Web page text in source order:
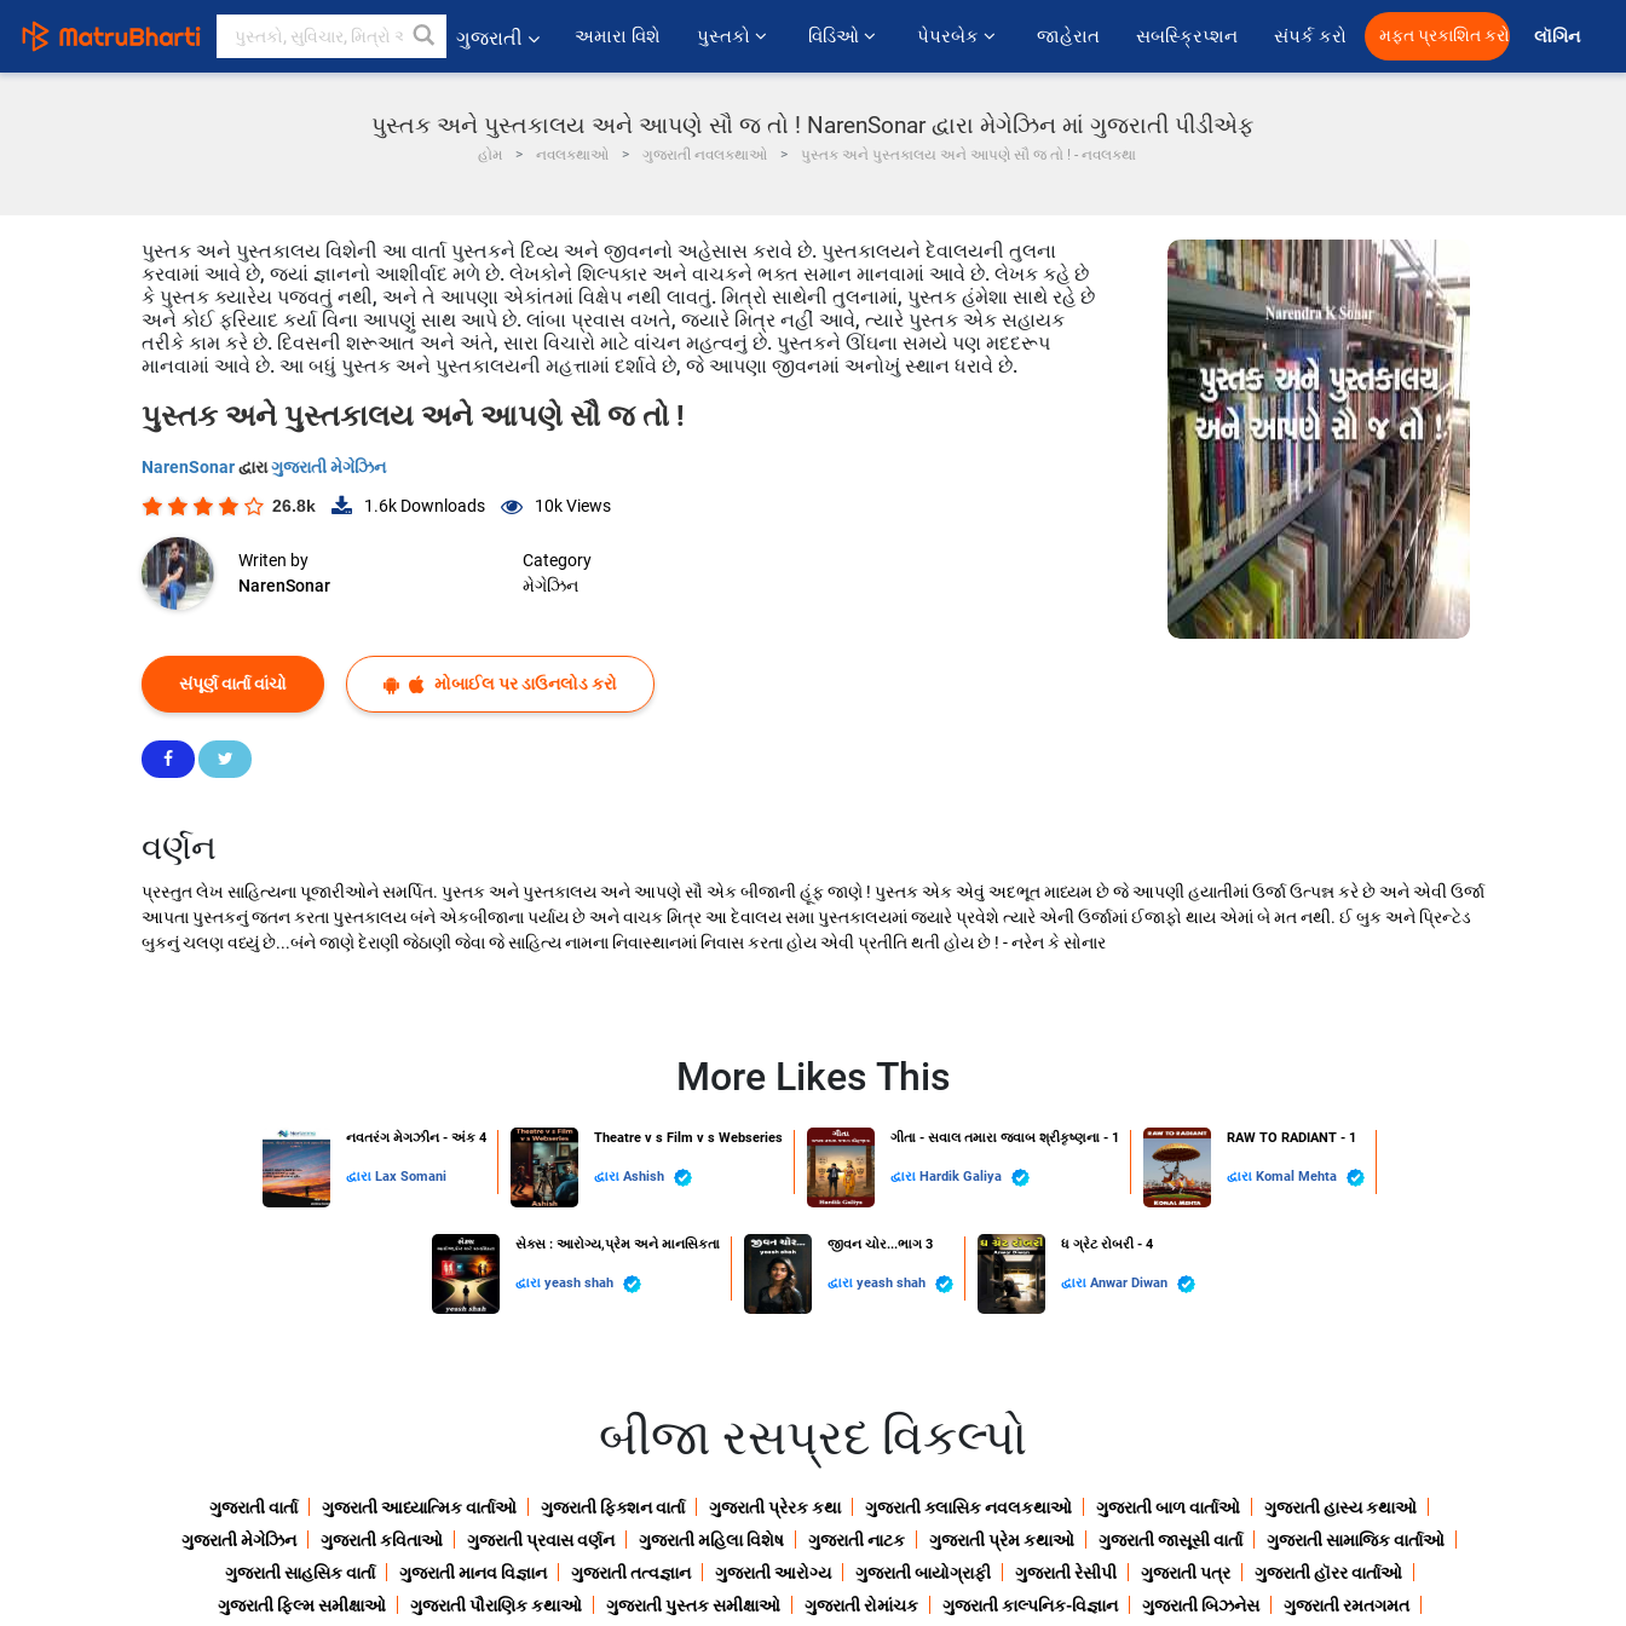
ગુજરાતી અમારા વિશે પુસ્તકો વિડિઓ પેપરબેક જાહેરાત સબસ્ક્રિપ્શન સંપર્ક કરો મફત પ્રકાશિત કરો લૉગિન
પુસ્તક અને પુસ્તકાલય અને આપણે સૌ જ તો ! NarenSonar દ્વારા મેગેઝિન માં ગુજરાતી પીડીએફ
હોમ નવલકથાઓ ગુજરાતી નવલકથાઓ પુસ્તક અને પુસ્તકાલય અને આપણે સૌ જ તો ! - નવલકથા
પુસ્તક અને પુસ્તકાલય વિશેની આ વાર્તા પુસ્તકને દિવ્ય અને જીવનનો અહેસાસ કરાવે છે. પુસ્તકાલયને દેવાલયની તુલના
કરવામાં આવે છે, જ્યાં જ્ઞાનનો આશીર્વાદ મળે છે. લેખકોને શિલ્પકાર અને વાચકને ભક્ત સમાન માનવામાં આવે છે. લેખક કહે છે
કે પુસ્તક ક્યારેય પજવતું નથી, અને તે આપણા એકાંતમાં વિક્ષેપ નથી લાવતું. મિત્રો સાથેની તુલનામાં, પુસ્તક હંમેશા સાથે રહે છે
અને કોઈ ફરિયાદ કર્યા વિના આપણું સાથ આપે છે. લાંબા પ્રવાસ વખતે, જ્યારે મિત્ર નહીં આવે, ત્યારે પુસ્તક એક સહાયક
તરીકે કામ કરે છે. દિવસની શરૂઆત અને અંતે, સારા વિચારો માટે વાંચન મહત્વનું છે. પુસ્તકને ઊંઘના સમયે પણ મદદરૂપ
માનવામાં આવે છે. આ બધું પુસ્તક અને પુસ્તકાલયની મહત્તામાં દર્શાવે છે, જે આપણા જીવનમાં અનોખું સ્થાન ધરાવે છે.
પુસ્તક અને પુસ્તકાલય અને આપણે સૌ જ તો !
NarenSonarદ્વારાગુજરાતી મેગેઝિન
26.8k 1.6k Downloads 10kViews
Writen by
NarenSonar
Category
મેગેઝિન
સંપૂર્ણ વાર્તા વાંચો મોબાઈલ પર ડાઉનલોડ કરો
વર્ણન
પ્રસ્તુત લેખ સાહિત્યના પૂજારીઓને સમર્પિત. પુસ્તક અને પુસ્તકાલય અને આપણે સૌ એક બીજાની હૂંફ જાણે ! પુસ્તક એક એવું અદભૂત માધ્યમ છે જે આપણી હયાતીમાં ઉર્જા ઉત્પન્ન કરે છે અને એવી ઉર્જા
આપતા પુસ્તકનું જતન કરતા પુસ્તકાલય બંને એકબીજાના પર્યાય છે અને વાચક મિત્ર આ દેવાલય સમા પુસ્તકાલયમાં જયારે પ્રવેશે ત્યારે એની ઉર્જામાં ઈજાફો થાય એમાં બે મત નથી. ઈ બુક અને પ્રિન્ટેડ
બુકનું ચલણ વધ્યું છે...બંને જાણે દેરાણી જેઠાણી જેવા જે સાહિત્ય નામના નિવાસ્થાનમાં નિવાસ કરતા હોય એવી પ્રતીતિ થતી હોય છે ! - નરેન કે સોનાર
More Likes This
નવતરંગ મેગઝીન - અંક 4
દ્વારા Lax Somani
Theatre v s Film v s Webseries
દ્વારા Ashish
ગીતા - સવાલ તમારા જવાબ શ્રીકૃષ્ણના - 1
દ્વારા Hardik Galiya
RAW TO RADIANT - 1
દ્વારા Komal Mehta
સેક્સ : આરોગ્ય,પ્રેમ અને માનસિકતા
દ્વારા yeash shah
જીવન ચોર...ભાગ 3
દ્વારા yeash shah
ધ ગ્રેટ રોબરી - 4
દ્વારા Anwar Diwan
બીજા રસપ્રદ વિકલ્પો
ગુજરાતી વાર્તા ગુજરાતી આધ્યાત્મિક વાર્તાઓ ગુજરાતી ફિક્શન વાર્તા ગુજરાતી પ્રેરક કથા ગુજરાતી ક્લાસિક નવલકથાઓ ગુજરાતી બાળ વાર્તાઓ
ગુજરાતી હાસ્ય કથાઓ
ગુજરાતી મેગેઝિન
ગુજરાતી કવિતાઓ ગુજરાતી પ્રવાસ વર્ણન ગુજરાતી મહિલા વિશેષ ગુજરાતી નાટક ગુજરાતી પ્રેમ કથાઓ ગુજરાતી જાસૂસી વાર્તા
ગુજરાતી સામાજિક વાર્તાઓ
ગુજરાતી સાહસિક વાર્તા
ગુજરાતી માનવ વિજ્ઞાન ગુજરાતી તત્વજ્ઞાન ગુજરાતી આરોગ્ય ગુજરાતી બાયોગ્રાફી ગુજરાતી રેસીપી ગુજરાતી પત્ર
ગુજરાતી હૉરર વાર્તાઓ
ગુજરાતી ફિલ્મ સમીક્ષાઓ
ગુજરાતી પૌરાણિક કથાઓ ગુજરાતી પુસ્તક સમીક્ષાઓ ગુજરાતી રોમાંચક ગુજરાતી કાલ્પનિક-વિજ્ઞાન ગુજરાતી બિઝનેસ ગુજરાતી રમતગમત